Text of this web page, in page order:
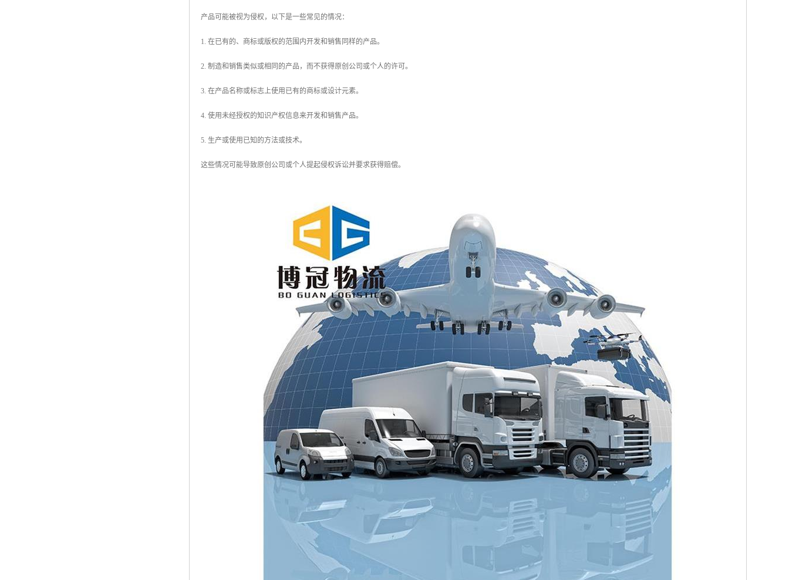
产品可能被视为侵权，以下是一些常见的情况：
1. 在已有的、商标或版权的范围内开发和销售同样的产品。
2. 制造和销售类似或相同的产品，而不获得原创公司或个人的许可。
3. 在产品名称或标志上使用已有的商标或设计元素。
4. 使用未经授权的知识产权信息来开发和销售产品。
5. 生产或使用已知的方法或技术。
这些情况可能导致原创公司或个人提起侵权诉讼并要求获得赔偿。